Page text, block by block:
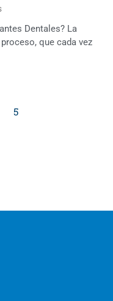
Dentales? La
que cada vez
5